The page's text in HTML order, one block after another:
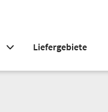
Liefergebiete